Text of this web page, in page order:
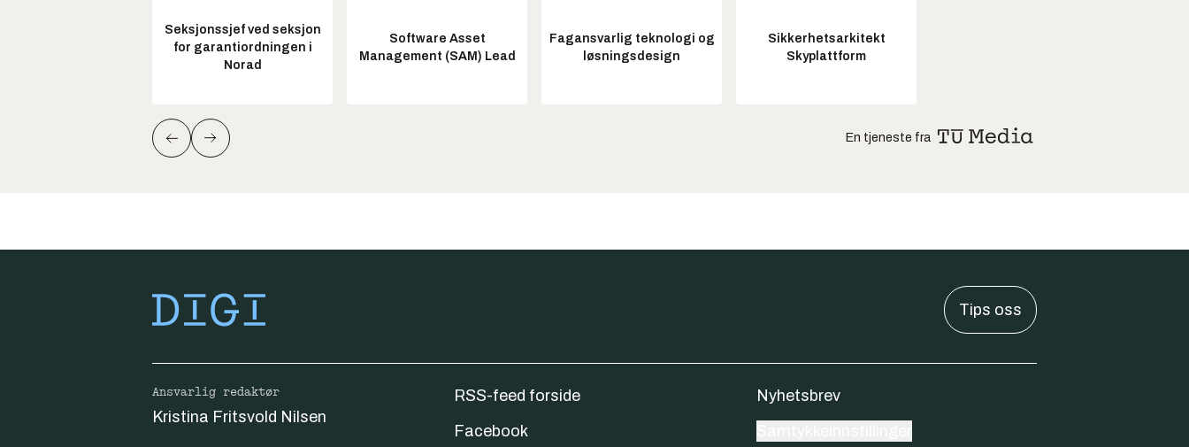
Seksjonssjef ved seksjon
for garantiordningen i
Norad
Software Asset
Management (SAM) Lead
Fagansvarlig teknologi og
løsningsdesign
Sikkerhetsarkitekt
Skyplattform
En tjeneste fra
Tips oss
Ansvarlig redaktør
Kristina Fritsvold Nilsen
RSS-feed forside
Facebook
Nyhetsbrev